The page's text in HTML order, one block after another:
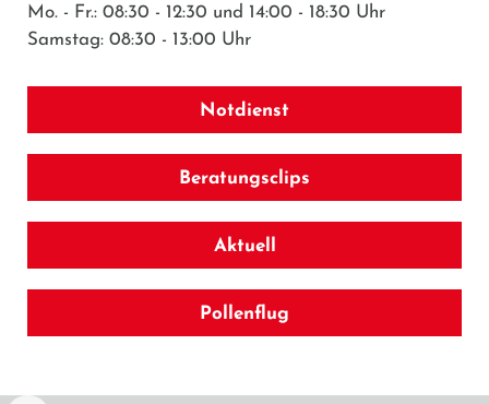
Mo. - Fr.: 08:30 - 12:30 und 14:00 - 18:30 Uhr
Samstag: 08:30 - 13:00 Uhr
Notdienst
Beratungsclips
Aktuell
Pollenflug